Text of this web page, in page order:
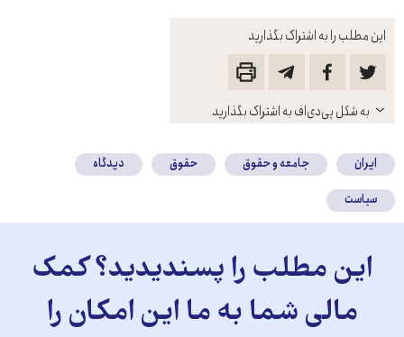
این مطلب را به اشتراک بگذارید
باز
کنید
به شکل پی‌دی‌اف به اشتراک بگذارید
ایران جامعه و حقوق حقوق
دیدگاه
سیاست
این مطلب را پسندیدید؟ کمک
مالی شما به ما این امکان را